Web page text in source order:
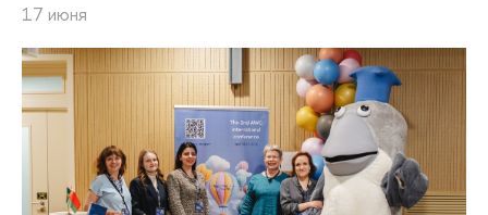
17 июня